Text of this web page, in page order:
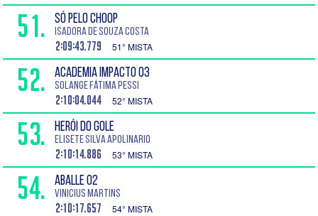
51. SÓ PELO CHOOP
Isadora de Souza Costa
2:09:43.779 51° MISTA
52. ACADEMIA IMPACTO 03
Solange Fátima Pessi
2:10:04.044 52° MISTA
53. HERÓI DO GOLE
Elisete Silva Apolinario
2:10:14.886 53° MISTA
54. ABALLE 02
Vinicius Martins
2:10:17.657 54° MISTA